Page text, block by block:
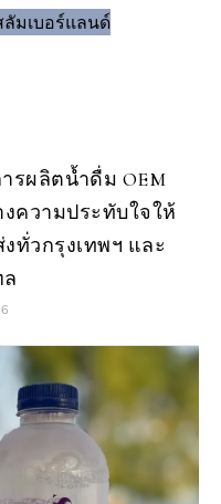
รผลิตน้ำดื่ม OEM
ความประทับใจให้
ทั่วกรุงเทพฯ และ